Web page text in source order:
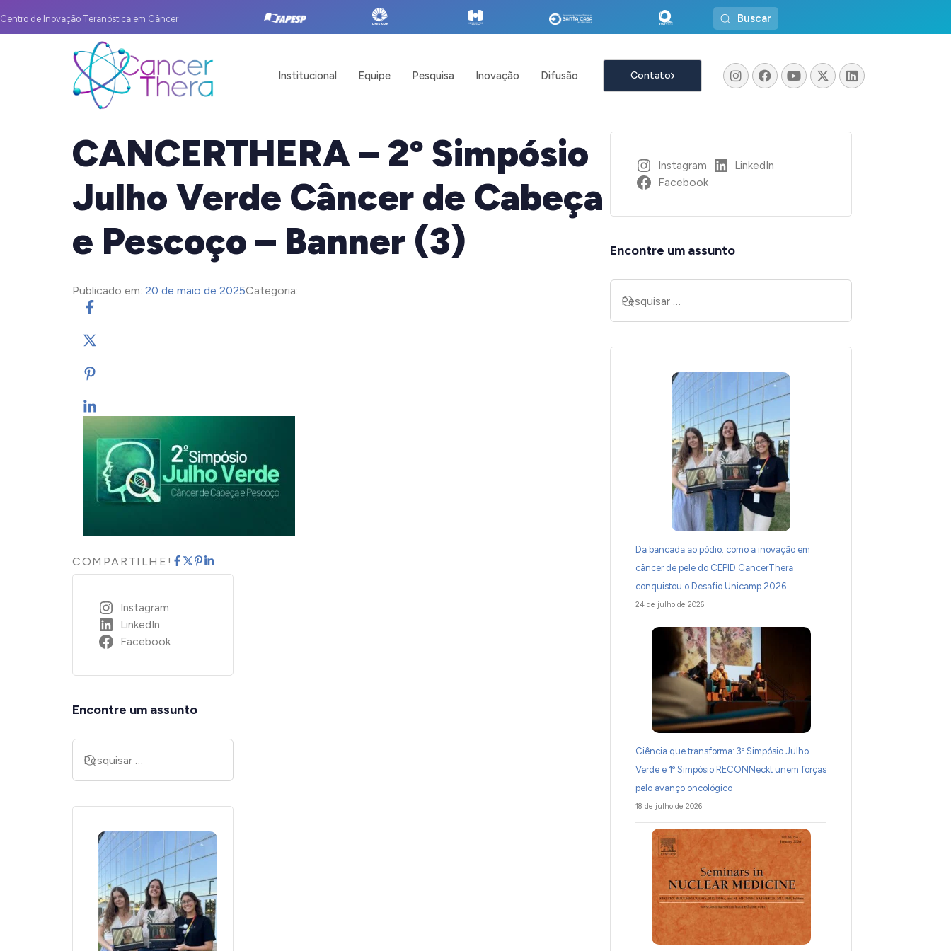
Centro de Inovação Teranóstica em Câncer Buscar
Institucional Equipe Pesquisa Inovação Difusão Contato
CANCERTHERA – 2º Simpósio
Julho Verde Câncer de Cabeça
e Pescoço – Banner (3)
Publicado em: 20 de maio de 2025Categoria:
COMPARTILHE!
Instagram
LinkedIn
Facebook
Encontre um assunto
Instagram
LinkedIn
Facebook
Encontre um assunto
Da bancada ao pódio: como a inovação em
câncer de pele do CEPID CancerThera
conquistou o Desafio Unicamp 2026
24 de julho de 2026
Ciência que transforma: 3º Simpósio Julho
Verde e 1º Simpósio RECONNeckt unem forças
pelo avanço oncológico
18 de julho de 2026